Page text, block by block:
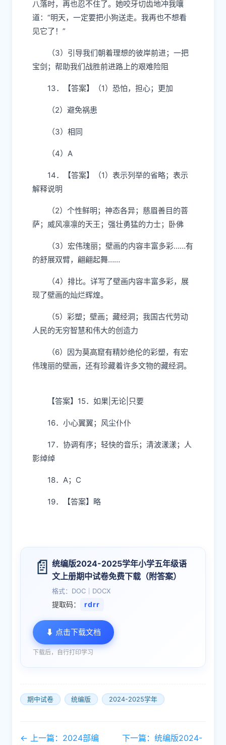
八落时，再也忍不住了。她咬牙切齿地冲我嚷
道：“明天，一定要把小狗送走。我再也不想看
见它了！”
（3）引导我们朝着理想的彼岸前进；一把
宝剑；帮助我们战胜前进路上的艰难险阻
13．【答案】（1）恐怕，担心；更加
（2）避免祸患
（3）相同
（4）A
14．【答案】（1）表示列举的省略；表示
解释说明
（2）个性鲜明；神态各异；慈眉善目的菩
萨；威风凛凛的天王；强壮勇猛的力士；卧佛
（3）宏伟瑰丽；壁画的内容丰富多彩……有
的舒展双臂，翩翩起舞……
（4）排比。详写了壁画内容丰富多彩，展
现了壁画的灿烂辉煌。
（5）彩塑；壁画；藏经洞；我国古代劳动
人民的无穷智慧和伟大的创造力
（6）因为莫高窟有精妙绝伦的彩塑，有宏
伟瑰丽的壁画，还有珍藏着许多文物的藏经洞。
【答案】15．如果|无论|只要
16．小心翼翼；风尘仆仆
17．协调有序；轻快的音乐；清波漾漾；人
影绰绰
18．A；C
19．【答案】略
📄 统编版2024-2025学年小学五年级语
文上册期中试卷免费下载（附答案）
格式：DOC｜DOCX
提取码： rdrr
⬇ 点击下载文档
下载后，自行打印学习
期中试卷 统编版 2024-2025学年
← 上一篇：2024部编
下一篇：统编版2024-